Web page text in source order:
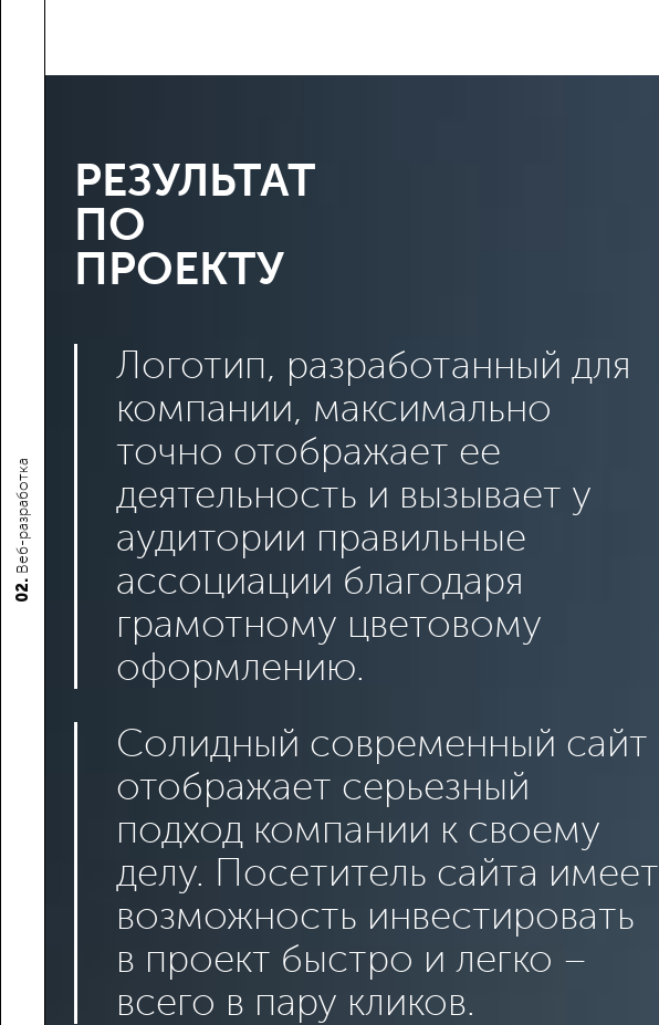
02.
Веб-разработка
РЕЗУЛЬТАТ
ПО
ПРОЕКТУ
Логотип, разработанный для
компании, максимально
точно отображает ее
деятельность и вызывает у
аудитории правильные
ассоциации благодаря
грамотному цветовому
оформлению.
Солидный современный сайт
отображает серьезный
подход компании к своему
делу. Посетитель сайта имеет
возможность инвестировать
в проект быстро и легко –
всего в пару кликов.